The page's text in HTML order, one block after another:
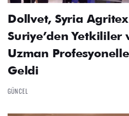
Dollvet, Syria Agritex
Suriye’den Yetkililer
Uzman
Geldi
GÜNCEL